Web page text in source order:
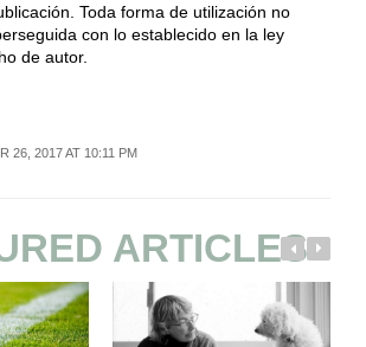
Toda forma de utilización no
con lo establecido en la ley
de autor.
26, 2017 AT 10:11 PM
ARTICLES